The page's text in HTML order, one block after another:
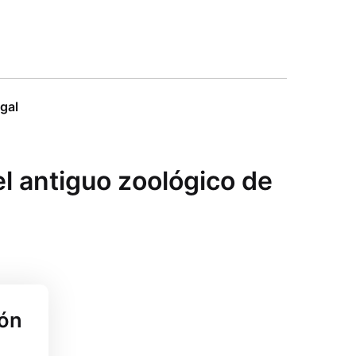
antiguo zoológico de